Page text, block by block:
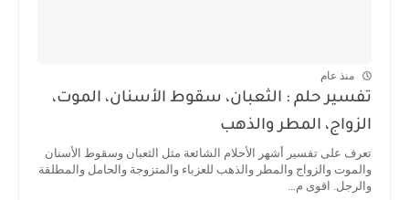
منذ عام
تفسير حلم : الثعبان، سقوط الأسنان، الموت،
الزواج، المطر والذهب
تعرف على تفسير أشهر الأحلام الشائعة مثل الثعبان وسقوط الأسنان
والموت والزواج والمطر والذهب للعزباء والمتزوجة والحامل والمطلقة
والرجل. اقوى م...